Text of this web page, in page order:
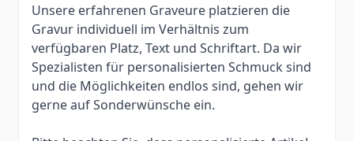
Unsere erfahrenen Graveure platzieren die
Gravur individuell im Verhältnis zum
verfügbaren Platz, Text und Schriftart. Da wir
Spezialisten für personalisierten Schmuck sind
und die Möglichkeiten endlos sind, gehen wir
gerne auf Sonderwünsche ein.